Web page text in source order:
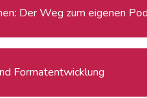
Der Weg zum eigenen
Formatentwicklung